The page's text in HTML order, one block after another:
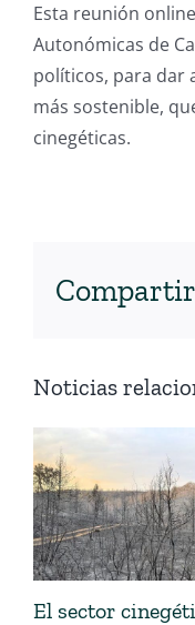
Esta reunión
Autonómicas de
políticos, para dar
más sostenible,
cinegéticas.
Compartir
Noticias
El sector